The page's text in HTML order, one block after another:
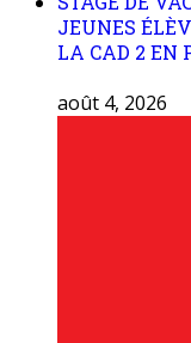
JEUNES
LA CAD 2 EN
août 4, 2026